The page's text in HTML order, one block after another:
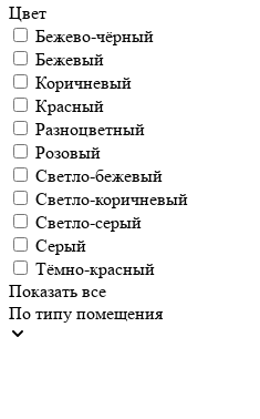
Цвет
Бежево-чёрный
Бежевый
Коричневый
Красный
Разноцветный
Розовый
Светло-бежевый
Светло-коричневый
Светло-серый
Серый
Тёмно-красный
Показать все
По типу помещения